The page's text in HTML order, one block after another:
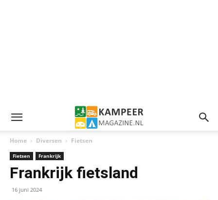
Home Diversen Fietsen
Fietsen Frankrijk
Frankrijk fietsland
16 juni 2024